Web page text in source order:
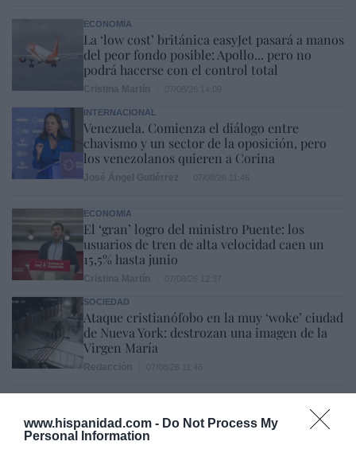
www.hispanidad.com - Do Not Process My
Personal Information
ECONOMÍA
La ‘low cost’ británica easyJet pasará a manos
del peor fondo posible: Apollo... pero no
podrá hacerse con el control total
INTERNACIONAL
Venezuela. Comienza el diálogo entre
chavismo y un sector de la oposición, pero
los venezolanos quieren a Corina
ECONOMÍA
El ‘gran’ logro del ministro Puente: los
usuarios de tren de alta velocidad caen un
15,5% hasta junio
SOCIEDAD
Ataque cristianófobo en la muy ‘woke’ ciudad
de Nueva York: destrozan una imagen de la
Virgen María
Marcelo Gullo: “El trabajo de desmitificar la